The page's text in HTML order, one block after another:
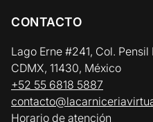
Vinos y Gourmet
Términos y Condiciones
Política de Reembolso y
Política de Cadena de Frío /
CONTACTO
Lago Erne #241, Col.
CDMX, 11430, México
+52 55 6818 5887
Horario de atención